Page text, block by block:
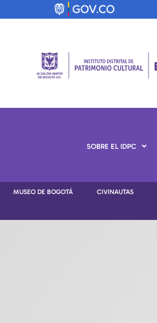
SOBRE EL IDPC
MUSEO DE BOGOTÁ CIVINAUTAS